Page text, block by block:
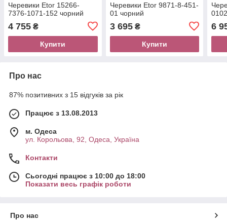
Черевики Etor 15266-
7376-1071-152 чорний
4 755 ₴
Купити
Черевики Etor 9871-8-451-
01 чорний
3 695₴
Купити
6
Про нас
87% позитивних з 15 відгуків за рік
Працює з 13.08.2013
м. Одеса
ул. Корольова, 92, Одеса, Україна
Контакти
Сьогодні працює з 10:00 до 18:00
Показати весь графік роботи
Про нас